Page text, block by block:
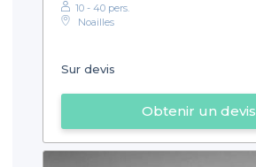
10 - 40 pers.
Noailles
Sur devis
Obtenir un devis